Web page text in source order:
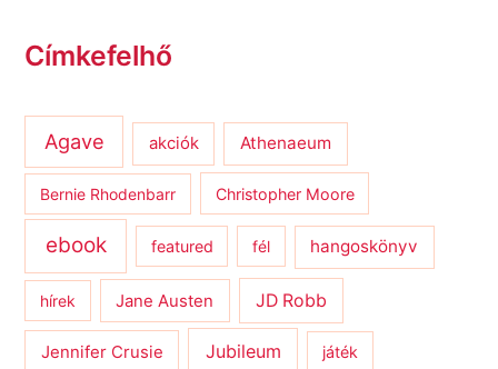
Címkefelhő
Agave akciók Athenaeum
Bernie Rhodenbarr Christopher Moore
ebook featured fél hangoskönyv
hírek Jane Austen JD Robb
Jennifer Crusie Jubileum játék